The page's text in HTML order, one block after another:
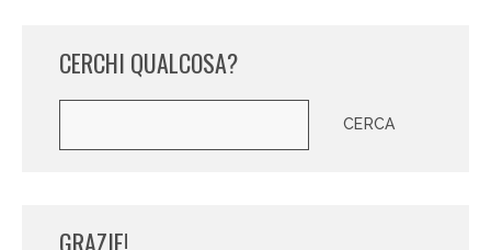
CERCHI QUALCOSA?
CERCA
GRAZIE!